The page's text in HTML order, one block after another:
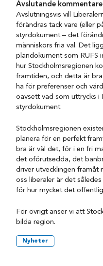
Avslutande
Avslutningsvis vill
förändras tack vare (eller
styrdokument – det
människors fria val. Det
plandokument som RUFS
hur Stockholmsregionen
framtiden, och detta är
ha för preferenser och
oavsett vad som uttrycks i
styrdokument.
Stockholmsregionen
planera för en perfekt
bra är väl det, för i en fri
det oförutsedda, det
driver utvecklingen
oss liberaler är det
för hur mycket det
För övrigt anser vi att
bilda region.
Nyheter